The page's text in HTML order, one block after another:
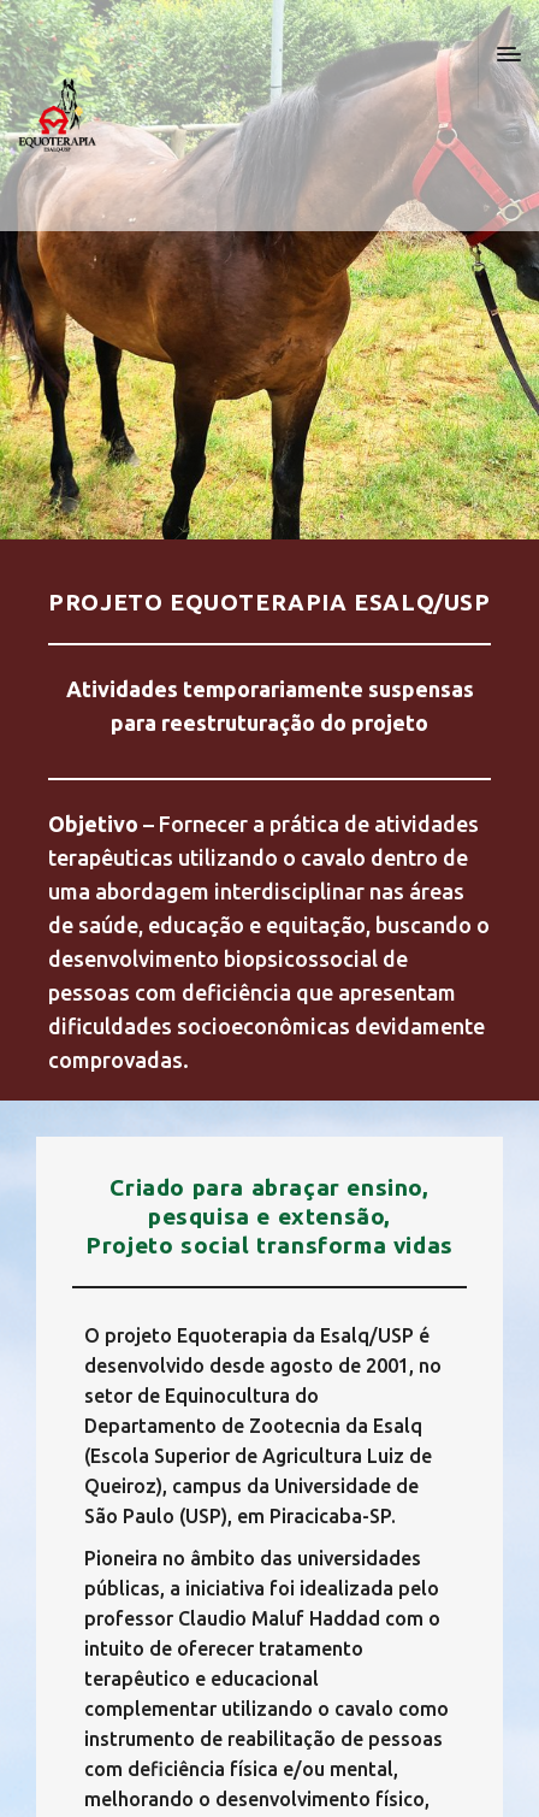
PROJETO EQUOTERAPIA ESALQ/USP
Atividades temporariamente suspensas
para reestruturação do projeto
Objetivo – Fornecer a prática de atividades
terapêuticas utilizando o cavalo dentro de
uma abordagem interdisciplinar nas áreas
de saúde, educação e equitação, buscando o
desenvolvimento biopsicossocial de
pessoas com deficiência que apresentam
dificuldades socioeconômicas devidamente
comprovadas.
Criado para abraçar ensino,
pesquisa e extensão,
Projeto social transforma vidas
O projeto Equoterapia da Esalq/USP é
desenvolvido desde agosto de 2001, no
setor de Equinocultura do
Departamento de Zootecnia da Esalq
(Escola Superior de Agricultura Luiz de
Queiroz), campus da Universidade de
São Paulo (USP), em Piracicaba-SP.
Pioneira no âmbito das universidades
públicas, a iniciativa foi idealizada pelo
professor Claudio Maluf Haddad com o
intuito de oferecer tratamento
terapêutico e educacional
complementar utilizando o cavalo como
instrumento de reabilitação de pessoas
com deficiência física e/ou mental,
melhorando o desenvolvimento físico,